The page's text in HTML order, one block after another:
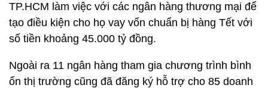
TP.HCM làm việc với các ngân hàng thương mại để
tạo điều kiện cho họ vay vốn chuẩn bị hàng Tết với
số tiền khoảng 45.000 tỷ đồng.
Ngoài ra 11 ngân hàng tham gia chương trình bình
ổn thị trường cũng đã đăng ký hỗ trợ cho 85 doanh